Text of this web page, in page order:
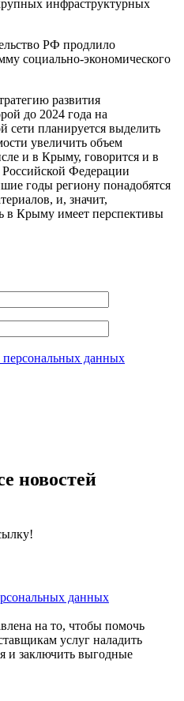
инфраструктурных
РФ продлило
социально-экономического
развития
до 2024 года на
сети планируется выделить
увеличить объем
и в Крыму, говорится и в
Российской Федерации
годы региону понадобятся
и, значит,
Крыму имеет перспективы
персональных данных
новостей
данных
на то, чтобы помочь
услуг наладить
и заключить выгодные